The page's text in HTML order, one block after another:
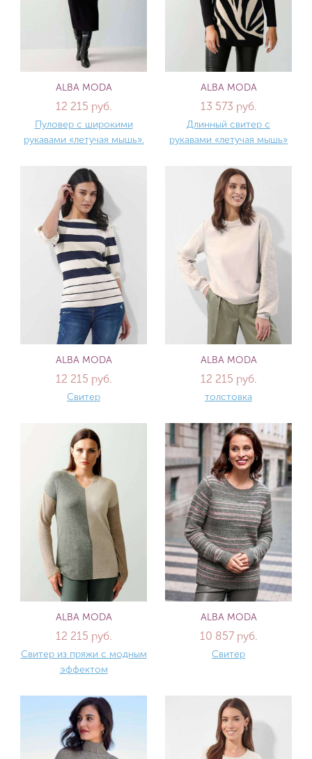
ALBA MODA
12 215 руб.
Пуловер с широкими
рукавами «летучая мышь».
ALBA MODA
13 573 руб.
Длинный свитер с
рукавами «летучая мышь»
ALBA MODA
12 215 руб.
Свитер
ALBA MODA
12 215 руб.
толстовка
ALBA MODA
12 215 руб.
Свитер из пряжи с модным
эффектом
ALBA MODA
10 857 руб.
Свитер